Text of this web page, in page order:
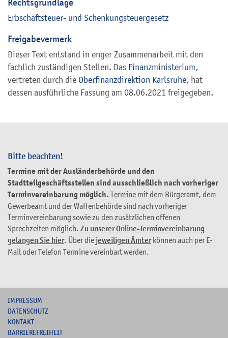
Bitte beachten!
Termine mit der Ausländerbehörde und den
Stadtteilgeschäftsstellen sind ausschließlich nach vorheriger
Terminvereinbarung möglich. Termine mit dem Bürgeramt, dem
Gewerbeamt und der Waffenbehörde sind nach vorheriger
Terminvereinbarung sowie zu den zusätzlichen offenen
Sprechzeiten möglich. Zu unserer Online-Terminvereinbarung
gelangen Sie hier. Über diejeweiligen Ämterkönnen auch per E-
Mail oder Telefon Termine vereinbart werden.
Rechtsgrundlage
Erbschaftsteuer- und Schenkungsteuergesetz
Freigabevermerk
Dieser Text entstand in enger Zusammenarbeit mit den
fachlich zuständigen Stellen. Das Finanzministerium,
vertreten durch die Oberfinanzdirektion Karlsruhe, hat
dessen ausführliche Fassung am 08.06.2021 freigegeben.
IMPRESSUM
DATENSCHUTZ
KONTAKT
BARRIEREFREIHEIT